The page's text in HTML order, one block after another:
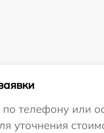
телефону или
уточнения